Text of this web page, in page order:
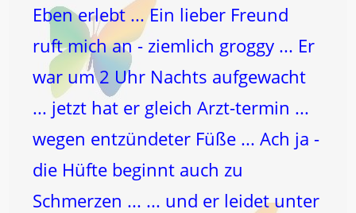
Eben erlebt ... Ein lieber Freund
ruft mich an - ziemlich groggy ... Er
war um 2 Uhr Nachts aufgewacht
... jetzt hat er gleich Arzt-termin ...
wegen entzündeter Füße ... Ach ja -
die Hüfte beginnt auch zu
Schmerzen ... ... und er leidet unter